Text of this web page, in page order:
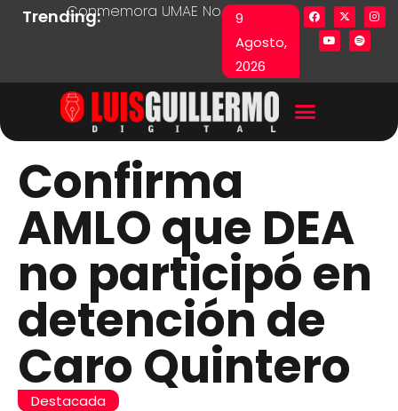
9
Agosto,
2026
Trending:Conmemora UMAE No. 71 Día de las y los
Lista en excel expone
Confirma
AMLO que DEA
no participó en
detención de
Caro Quintero
Destacada